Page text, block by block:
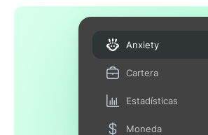
Anxiety
Cartera
Estadísticas
Moneda